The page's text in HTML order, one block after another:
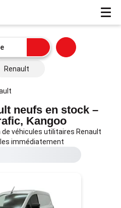
Renault
neufs en stock –
Kangoo
véhicules utilitaires Renault
immédiatement